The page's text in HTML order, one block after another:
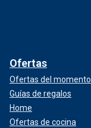
Ofertas
Ofertas del momento
Guías de regalos
Home
Ofertas de cocina